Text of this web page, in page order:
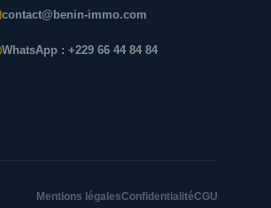
contact@benin-immo.com
WhatsApp : +229 66 44 84 84
Mentions légalesConfidentialitéCGU